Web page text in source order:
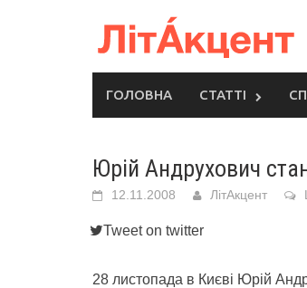
ГОЛОВНА СТАТТІ
Юрій Андрухович
12.11.2008 ЛітАкцент
Tweet on twitter
28 листопада в Києві Юрій